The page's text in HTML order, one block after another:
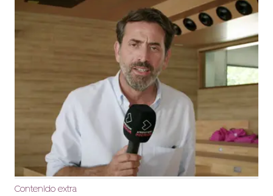
Contenido extra